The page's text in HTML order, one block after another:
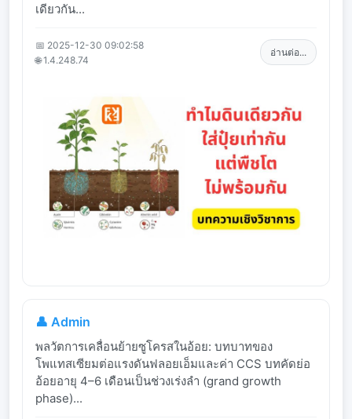
เดียวกัน...
📅 2025-12-30 09:02:58
🌐 1.4.248.74
อ่านต่อ...
👤 Admin
พลวัตการเคลื่อนย้ายซูโครสในอ้อย: บทบาทของ
โพแทสเซียมต่อแรงดันฟลอยเอ็มและค่า CCS บทคัดย่อ
อ้อยอายุ 4–6 เดือนเป็นช่วงเร่งลำ (grand growth
phase)...